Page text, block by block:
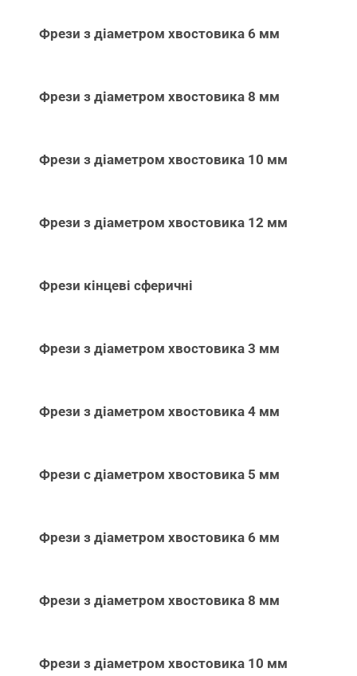
Фрези з діаметром хвостовика 6 мм
Фрези з діаметром хвостовика 8 мм
Фрези з діаметром хвостовика 10 мм
Фрези з діаметром хвостовика 12 мм
Фрези кінцеві сферичні
Фрези з діаметром хвостовика 3 мм
Фрези з діаметром хвостовика 4 мм
Фрези с діаметром хвостовика 5 мм
Фрези з діаметром хвостовика 6 мм
Фрези з діаметром хвостовика 8 мм
Фрези з діаметром хвостовика 10 мм